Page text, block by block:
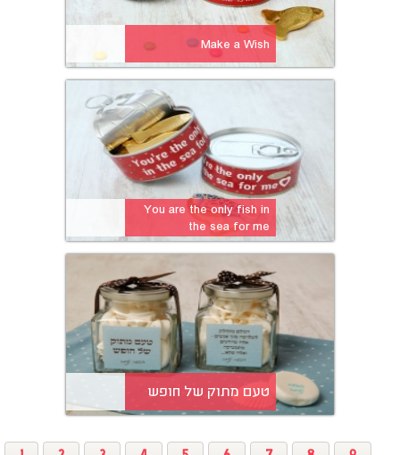
Make a Wish
You are the only fish in
the sea for me
טעם מתוק של חופש